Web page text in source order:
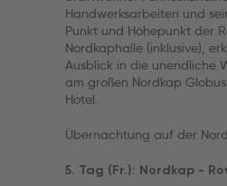
Handwerksarbeiten und
Punkt und Höhepunkt der
Nordkaphalle (inklusive),
Ausblick in die unendliche
am großen Nordkap
Hotel.
Übernachtung auf der
5. Tag (Fr.): Nordkap -